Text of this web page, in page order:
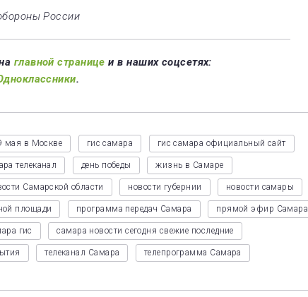
России
главной странице и в наших соцсетях:
.
мая в Москве гис самара гис самара официальный сайт
телеканал день победы жизнь в Самаре
Самарской области новости губернии новости самары
площади программа передач Самара прямой эфир Самара
гис самара новости сегодня свежие последние
телеканал Самара телепрограмма Самара